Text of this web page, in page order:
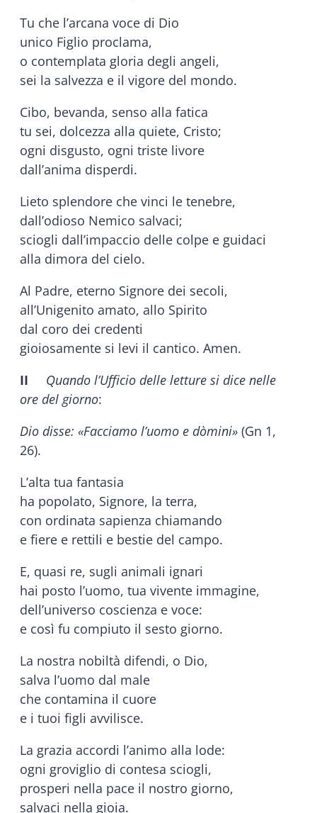
Tu che l’arcana voce di Dio
unico Figlio proclama,
o contemplata gloria degli angeli,
sei la salvezza e il vigore del mondo.
Cibo, bevanda, senso alla fatica
tu sei, dolcezza alla quiete, Cristo;
ogni disgusto, ogni triste livore
dall’anima disperdi.
Lieto splendore che vinci le tenebre,
dall’odioso Nemico salvaci;
sciogli dall’impaccio delle colpe e guidaci
alla dimora del cielo.
Al Padre, eterno Signore dei secoli,
all’Unigenito amato, allo Spirito
dal coro dei credenti
gioiosamente si levi il cantico. Amen.
II Quando l’Ufficio delle letture si dice nelle
ore del giorno:
Dio disse: «Facciamo l’uomo e dòmini» (Gn 1,
26).
L’alta tua fantasia
ha popolato, Signore, la terra,
con ordinata sapienza chiamando
e fiere e rettili e bestie del campo.
E, quasi re, sugli animali ignari
hai posto l’uomo, tua vivente immagine,
dell’universo coscienza e voce:
e così fu compiuto il sesto giorno.
La nostra nobiltà difendi, o Dio,
salva l’uomo dal male
che contamina il cuore
e i tuoi figli avvilisce.
La grazia accordi l’animo alla lode:
ogni groviglio di contesa sciogli,
prosperi nella pace il nostro giorno,
salvaci nella gioia.